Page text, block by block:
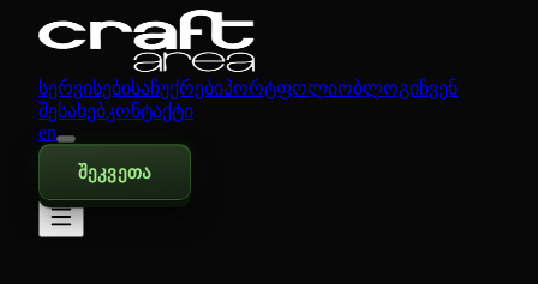
სერვისებისაჩუქრებიპორტფოლიობლოგიჩვენ
შესახებკონტაქტი
en
შეკვეთა